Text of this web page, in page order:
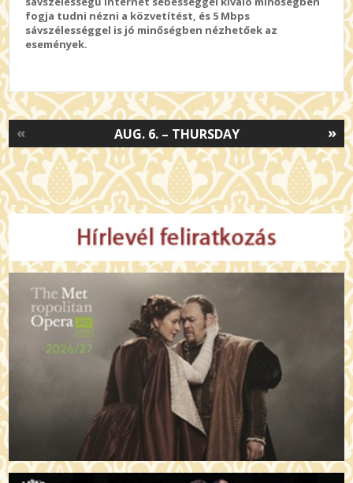
fogja tudni nézni a közvetítést, és 5 Mbps
sávszélességgel is jó minőségben nézhetőek az
események.
»
AUG. 6. – THURSDAY
«